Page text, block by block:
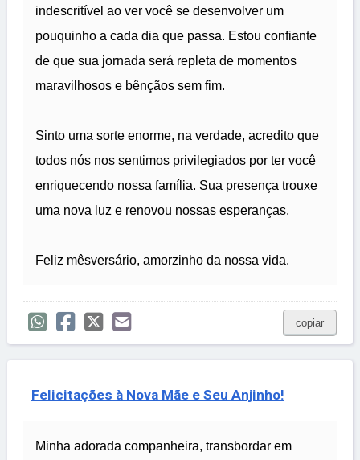
indescritível ao ver você se desenvolver um
pouquinho a cada dia que passa. Estou confiante
de que sua jornada será repleta de momentos
maravilhosos e bênçãos sem fim.
Sinto uma sorte enorme, na verdade, acredito que
todos nós nos sentimos privilegiados por ter você
enriquecendo nossa família. Sua presença trouxe
uma nova luz e renovou nossas esperanças.
Feliz mêsversário, amorzinho da nossa vida.
copiar
Felicitações à Nova Mãe e Seu Anjinho!
Minha adorada companheira, transbordar em